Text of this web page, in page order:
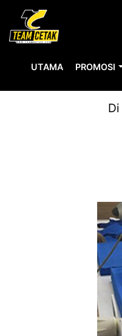
UTAMA PROMOSI
Di